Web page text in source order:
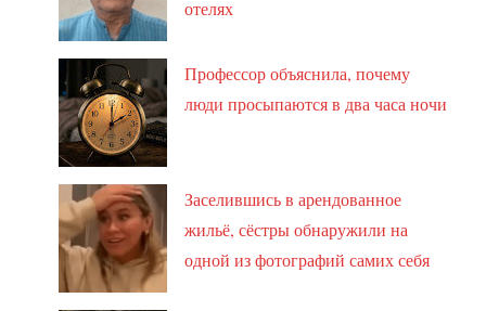
отелях
Профессор объяснила, почему
люди просыпаются в два часа ночи
Заселившись в арендованное
жильё, сёстры обнаружили на
одной из фотографий самих себя